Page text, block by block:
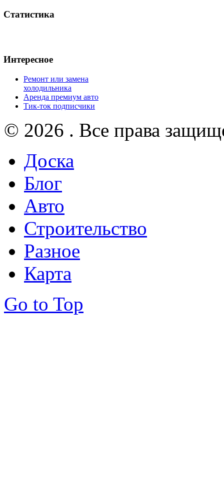
Статистика
Интересное
Ремонт или замена
холодильника
Аренда премиум авто
Тик-ток подписчики
© 2026 . Все права
Доска
Блог
Авто
Строительство
Разное
Карта
Go to Top